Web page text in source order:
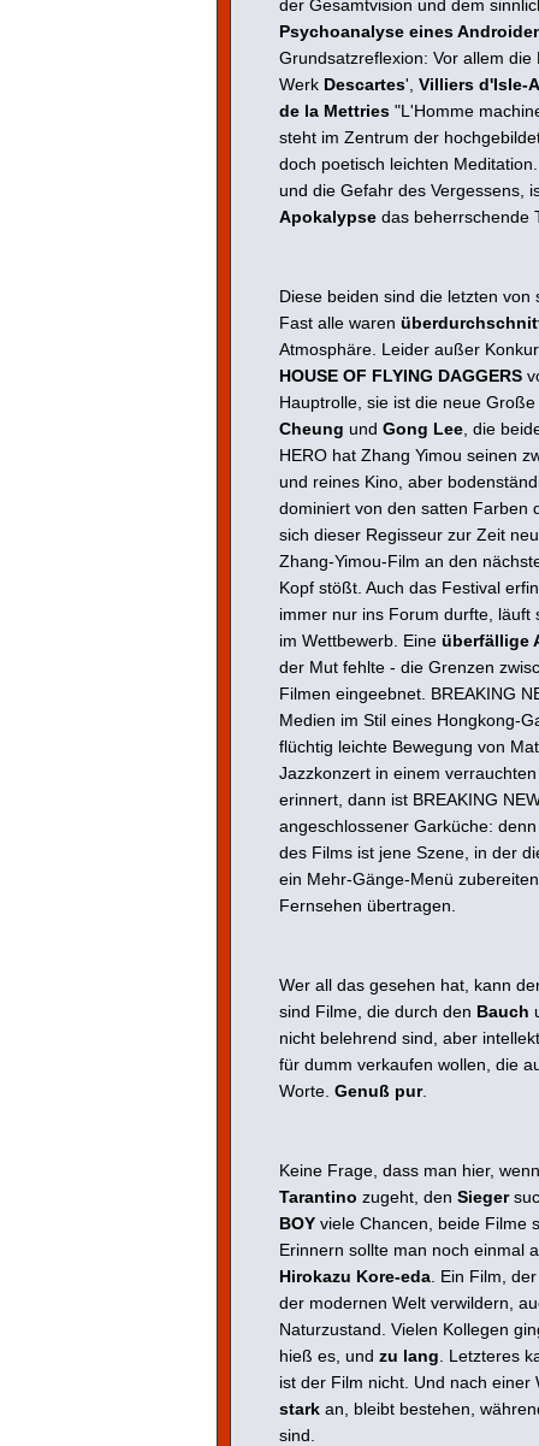
der Gesamtvision und dem
Psychoanalyse eines
Grundsatzreflexion: Vor allem
Werk Descartes', Villiers d'Isle-
de la Mettries "L'Homme
steht im Zentrum der
doch poetisch leichten
und die Gefahr des Vergessens,
Apokalypse das beherrschende
Diese beiden sind die letzten von
Fast alle waren
Atmosphäre. Leider außer
HOUSE OF FLYING DAGGERS
Hauptrolle, sie ist die neue
Cheung und Gong Lee , die
HERO hat Zhang Yimou seinen
und reines Kino, aber
dominiert von den satten Farben
sich dieser Regisseur zur Zeit
Zhang-Yimou-Film an den
Kopf stößt. Auch das Festival
immer nur ins Forum durfte, läuft
im Wettbewerb. Eine überfällige
der Mut fehlte - die Grenzen
Filmen eingeebnet. BREAKING
Medien im Stil eines Hongkong-
flüchtig leichte Bewegung von
Jazzkonzert in einem
erinnert, dann ist BREAKING
angeschlossener Garküche:
des Films ist jene Szene, in der
ein Mehr-Gänge-Menü
Fernsehen übertragen.
Wer all das gesehen hat, kann
sind Filme, die durch den Bauch
nicht belehrend sind, aber
für dumm verkaufen wollen, die
Worte. Genuß pur.
Keine Frage, dass man hier,
Tarantino zugeht, den Sieger
BOY viele Chancen, beide Filme
Erinnern sollte man noch einmal
Hirokazu Kore-eda . Ein Film,
der modernen Welt verwildern,
Naturzustand. Vielen Kollegen
hieß es, und zu lang . Letzteres
ist der Film nicht. Und nach
stark an, bleibt bestehen,
sind.